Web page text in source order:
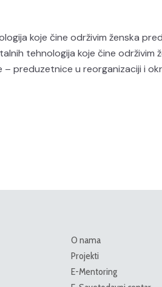
koje čine održivim ženska
tehnologija koje čine održivim
preduzetnice u reorganizaciji i
O nama
Projekti
E-Mentoring